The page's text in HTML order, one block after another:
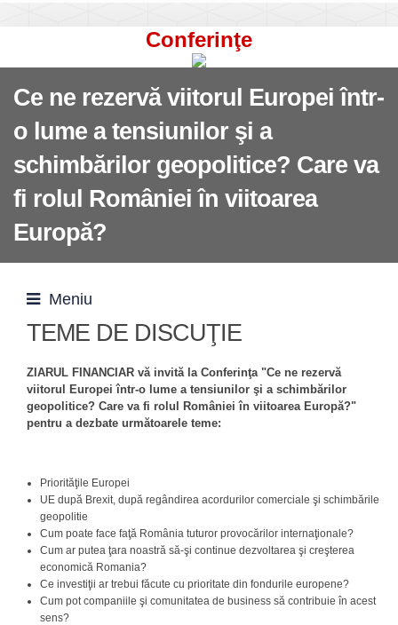
Conferinţe
Ce ne rezervă viitorul Europei într-
o lume a tensiunilor şi a
schimbărilor geopolitice? Care va
fi rolul României în viitoarea
Europă?
Meniu
TEME DE DISCUŢIE
ZIARUL FINANCIAR vă invită la Conferinţa "Ce ne rezervă
viitorul Europei într-o lume a tensiunilor şi a schimbărilor
geopolitice? Care va fi rolul României în viitoarea Europă?"
pentru a dezbate următoarele teme:
Priorităţile Europei
UE după Brexit, după regândirea acordurilor comerciale şi schimbările
geopolitie
Cum poate face faţă România tuturor provocărilor internaţionale?
Cum ar putea ţara noastră să-şi continue dezvoltarea şi creşterea
economică Romania?
Ce investiţii ar trebui făcute cu prioritate din fondurile europene?
Cum pot companiile şi comunitatea de business să contribuie în acest
sens?